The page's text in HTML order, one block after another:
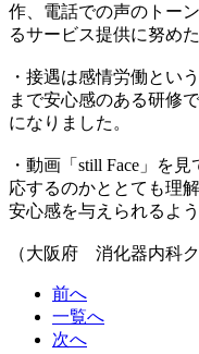
作、電話での声のトー
るサービス提供に努めた
・接遇は感情労働とい
まで安心感のある研修
になりました。
・動画「still Face」を
応するのかととても理
安心感を与えられるよ
（大阪府 消化器内科ク
前へ
一覧へ
次へ